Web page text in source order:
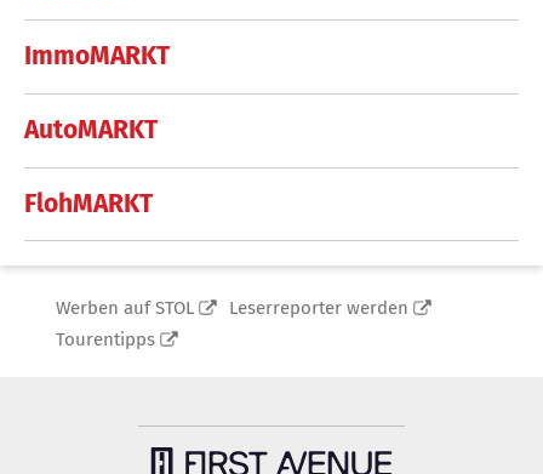
ImmoMARKT
AutoMARKT
FlohMARKT
Werben auf STOL
Leserreporter werden
Tourentipps